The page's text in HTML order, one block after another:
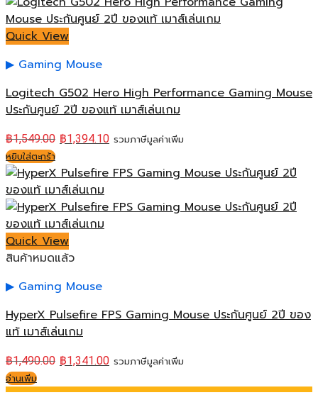
Quick View
Gaming Mouse
Logitech G502 Hero High Performance Gaming Mouse
ประกันศูนย์ 2ปี ของแท้ เมาส์เล่นเกม
฿1,549.00 ฿1,394.10 รวมภาษีมูลค่าเพิ่ม
หยิบใส่ตะกร้า
Quick View
สินค้าหมดแล้ว
Gaming Mouse
HyperX Pulsefire FPS Gaming Mouse ประกันศูนย์ 2ปี ของ
แท้ เมาส์เล่นเกม
฿1,490.00 ฿1,341.00 รวมภาษีมูลค่าเพิ่ม
อ่านเพิ่ม